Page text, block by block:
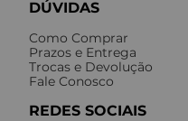
DÚVIDAS
Como Comprar
Prazos e Entrega
Trocas e Devolução
Fale Conosco
REDES SOCIAIS